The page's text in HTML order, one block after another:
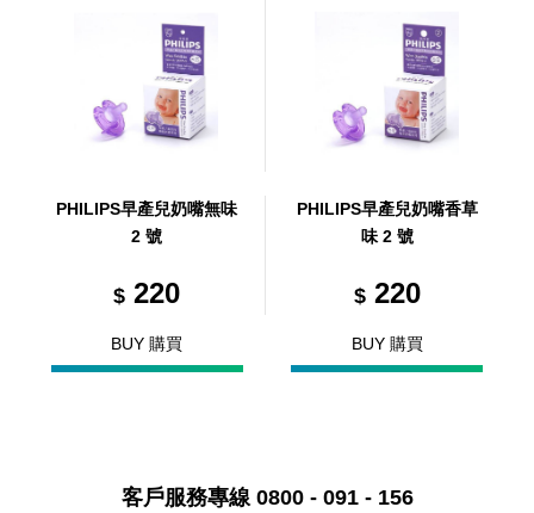
PHILIPS早產兒奶嘴無味
2 號
$220
BUY 購買
PHILIPS早產兒奶嘴香草
味 2 號
$220
BUY 購買
客戶服務專線 0800 - 091 - 156